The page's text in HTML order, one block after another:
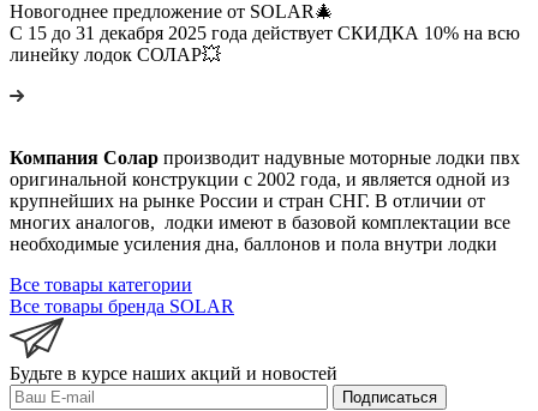
Новогоднее предложение от SOLAR🎄
С 15 до 31 декабря 2025 года действует СКИДКА 10% на всю
линейку лодок СОЛАР💥
Компания Солар производит надувные моторные лодки пвх
оригинальной конструкции с 2002 года, и является одной из
крупнейших на рынке России и стран СНГ. В отличии от
многих аналогов, лодки имеют в базовой комплектации все
необходимые усиления дна, баллонов и пола внутри лодки
Все товары категории
Все товары бренда SOLAR
Будьте в курсе наших акций и новостей
Подписаться